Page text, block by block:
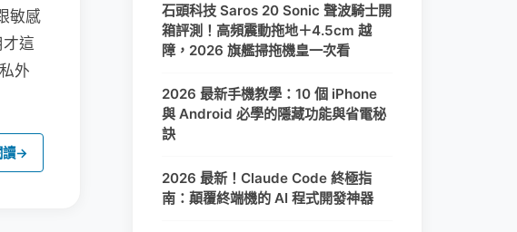
敏感
這
外
讀→
石頭科技 Saros 20 Sonic 聲波騎士開
箱評測！高頻震動拖地＋4.5cm 越
障，2026 旗艦掃拖機皇一次看
2026 最新手機教學：10 個 iPhone
與 Android 必學的隱藏功能與省電秘
訣
2026 最新！Claude Code 終極指
南：顛覆終端機的 AI 程式開發神器